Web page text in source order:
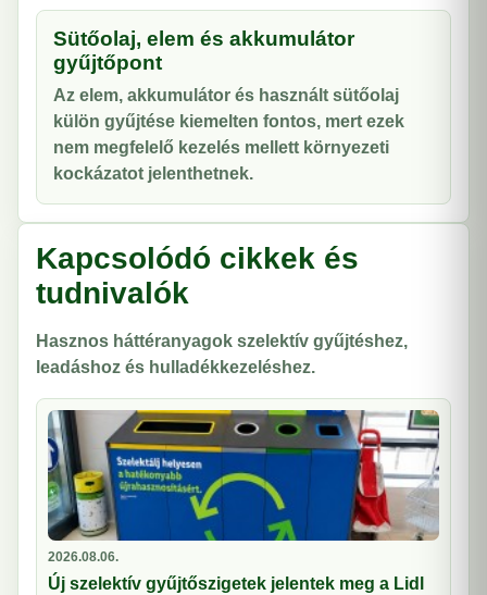
Sütőolaj, elem és akkumulátor
gyűjtőpont
Az elem, akkumulátor és használt sütőolaj
külön gyűjtése kiemelten fontos, mert ezek
nem megfelelő kezelés mellett környezeti
kockázatot jelenthetnek.
Kapcsolódó cikkek és
tudnivalók
Hasznos háttéranyagok szelektív gyűjtéshez,
leadáshoz és hulladékkezeléshez.
2026.08.06.
Új szelektív gyűjtőszigetek jelentek meg a Lidl